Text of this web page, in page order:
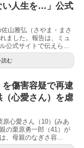
い人生を…」公式
山雅弘（さやま・まさ
ました。報告は、ミュ
公式サイトで伝えら...
読む
傷害容疑で再逮
心愛さん）を虐
心愛さん（10）(みあ
の栗原勇一郎（41）が
、母親のなぎさ容...